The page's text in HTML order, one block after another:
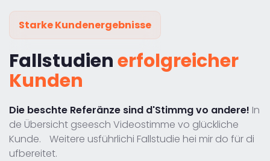
Starke Kundenergebnisse
Fallstudienerfolgreicher
Kunden
Die beschte Referänze sind d'Stimmg vo andere! In
de Übersicht gseesch Videostimme vo glückliche
Kunde. Weitere usführlichi Fallstudie hei mir do für di
ufbereitet.